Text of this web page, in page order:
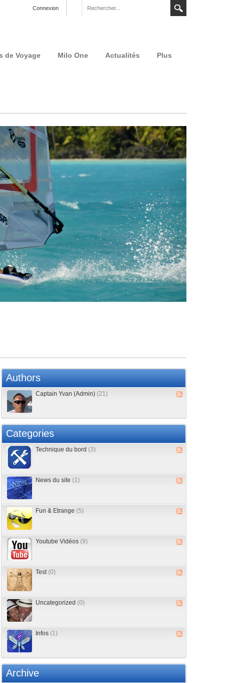
Connexion
de Voyage Milo One Actualités Plus
Authors
Captain Yvan (Admin) (21)
Categories
Technique du bord (3)
News du site (1)
Fun & Etrange (5)
Youtube Vidéos (9)
Test (0)
Uncategorized (0)
Infos (1)
Archive